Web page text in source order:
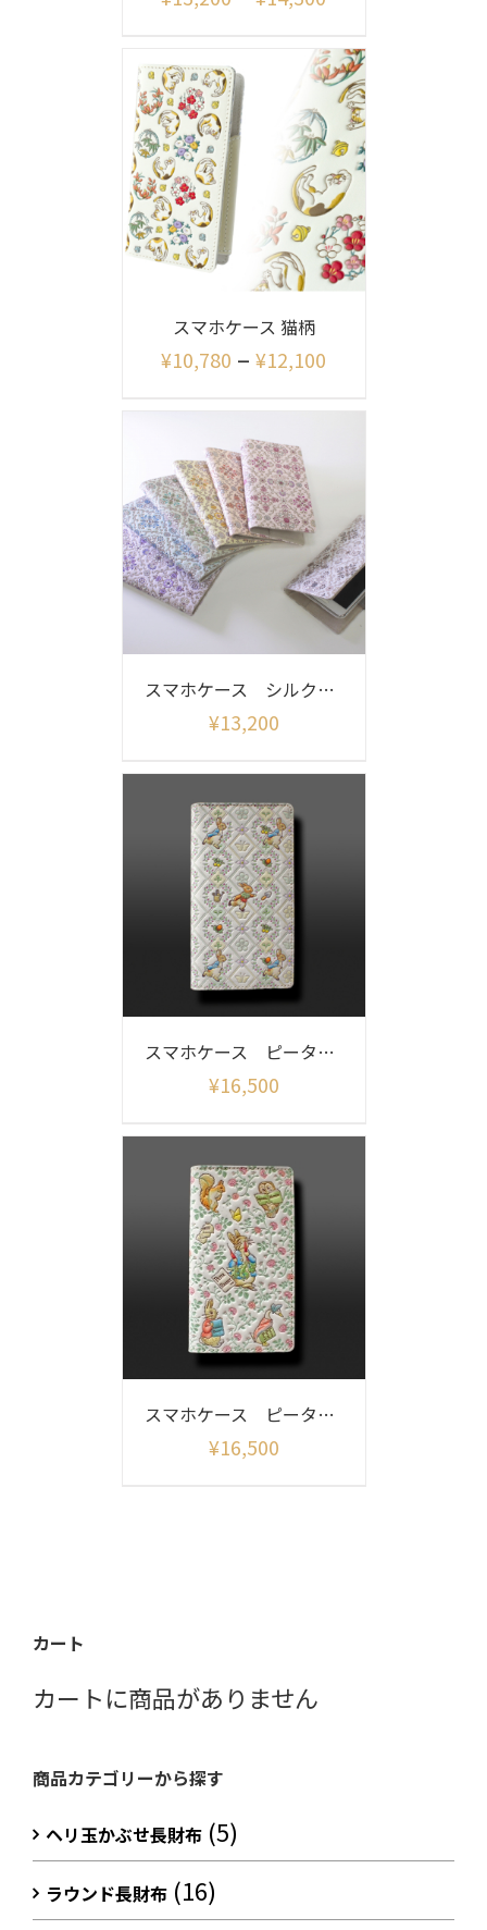
スマホケース 猫柄
¥10,780 – ¥12,100
スマホケース シルクロード
¥13,200
スマホケース ピーターラビット（ガーデン グリーン）
¥16,500
スマホケース ピーターラビット (フレンズ)
¥16,500
カート
カートに商品がありません
商品カテゴリーから探す
ヘリ玉かぶせ長財布 (5)
ラウンド長財布 (16)